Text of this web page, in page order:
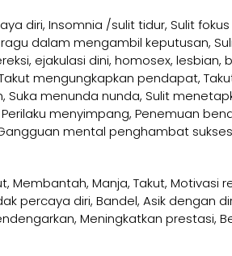
diri, Insomnia /sulit tidur, Sulit
dalam mengambil keputusan,
ejakulasi dini, homosex, lesbian,
mengungkapkan pendapat,
menunda nunda, Sulit
menyimpang, Penemuan
mental penghambat
Membantah, Manja, Takut, Motivasi
percaya diri, Bandel, Asik dengan
Meningkatkan prestasi,